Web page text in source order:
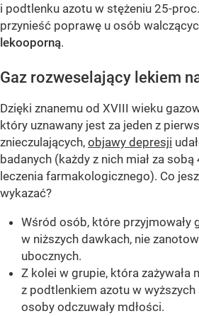
i podtlenku azotu w stężeniu 25-
przynieść poprawę u osób
lekooporną.
Gaz rozweselający lekiem
Dzięki znanemu od XVIII wieku
który uznawany jest za jeden z
znieczulających, objawy depresji
badanych (każdy z nich miał za
leczenia farmakologicznego). Co
wykazać?
Wśród osób, które przyjmowały
w niższych dawkach, nie
ubocznych.
Z kolei w grupie, która zażywała
z podtlenkiem azotu w
osoby odczuwały mdłości.